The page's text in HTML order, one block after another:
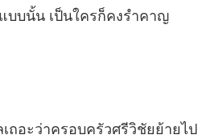
าครอบครัวศรีวิชัยย้ายไ